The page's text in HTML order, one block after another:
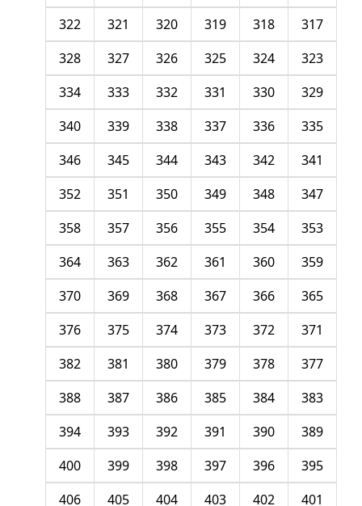
317
318
319
320
321
322
323
324
325
326
327
328
329
330
331
332
333
334
335
336
337
338
339
340
341
342
343
344
345
346
347
348
349
350
351
352
353
354
355
356
357
358
359
360
361
362
363
364
365
366
367
368
369
370
371
372
373
374
375
376
377
378
379
380
381
382
383
384
385
386
387
388
389
390
391
392
393
394
395
396
397
398
399
400
401
402
403
404
405
406